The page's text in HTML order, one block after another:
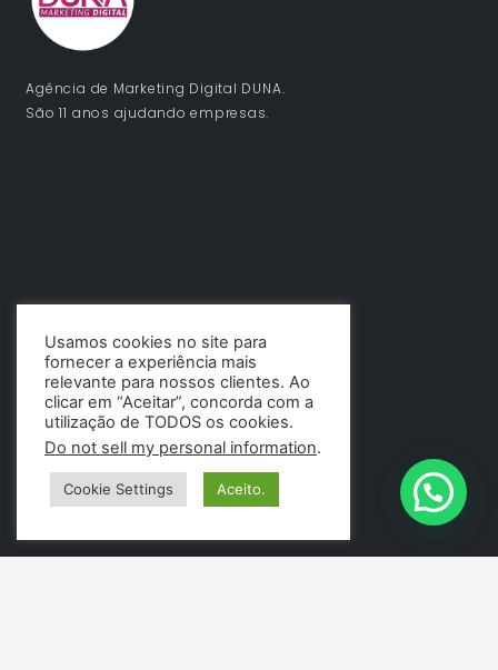
Agência de Marketing Digital DUNA.
São 11 anos ajudando empresas.
Usamos cookies no site para
fornecer a experiência mais
relevante para nossos clientes. Ao
clicar em “Aceitar”, concorda com a
utilização de TODOS os cookies.
Do not sell my personal information.
Cookie Settings Aceito.